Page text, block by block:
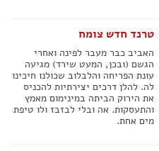
טרנד חדש צומח
האביב כבר מעבר לפינה ואחרי
הגשם (ובכן, המעט שירד) מגיעה
עונת הפריחה והלבלוב שכולנו חיכינו
לה. להלן דרכים יצירתיות להכניס
את הירוק הביתה במינימום מאמץ
והתעסקות. אה ובלי לבזבז ולו טיפת
מים אחת.